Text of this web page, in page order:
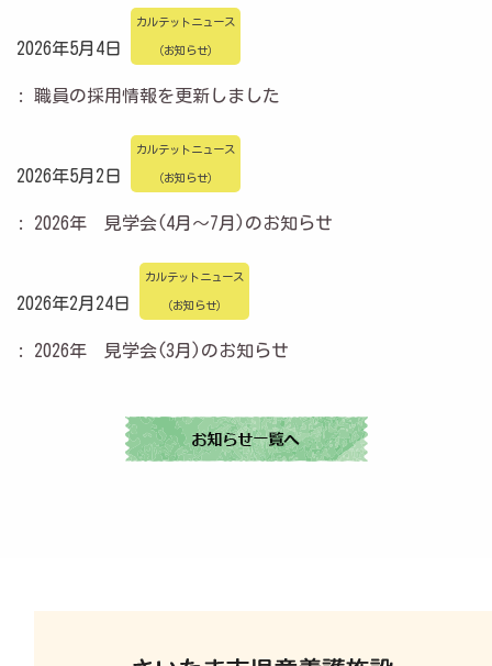
2026年5月4日
カルテットニュース
（お知らせ）
: 職員の採用情報を更新しました
2026年5月2日
カルテットニュース
（お知らせ）
: 2026年 見学会(4月～7月)のお知らせ
2026年2月24日
カルテットニュース
（お知らせ）
: 2026年 見学会(3月)のお知らせ